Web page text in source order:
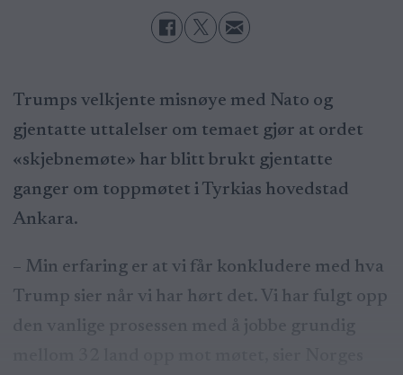
Trumps velkjente misnøye med Nato og
gjentatte uttalelser om temaet gjør at ordet
«skjebnemøte» har blitt brukt gjentatte
ganger om toppmøtet i Tyrkias hovedstad
Ankara.
– Min erfaring er at vi får konkludere med hva
Trump sier når vi har hørt det. Vi har fulgt opp